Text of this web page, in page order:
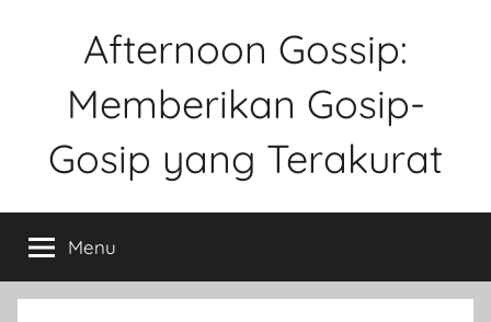
Afternoon Gossip:
Memberikan Gosip-
Gosip yang Terakurat
Tentang
Ke
Gosipan
Menu